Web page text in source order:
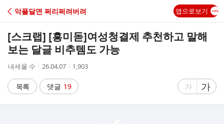
C
A
악플달면 쩌리쩌려버려 앱으로보기
[스크랩] [흥미돋]여성청결제 추천하고 말해
보는 달글 비추템도 가능
작
자
내세울 수
작
시
간
26.04.07
조
수
1,903
목록 댓글 19
글
가
글
자
가